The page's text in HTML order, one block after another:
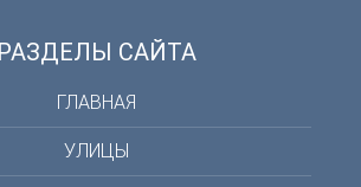
РАЗДЕЛЫ САЙТА
ГЛАВНАЯ
УЛИЦЫ